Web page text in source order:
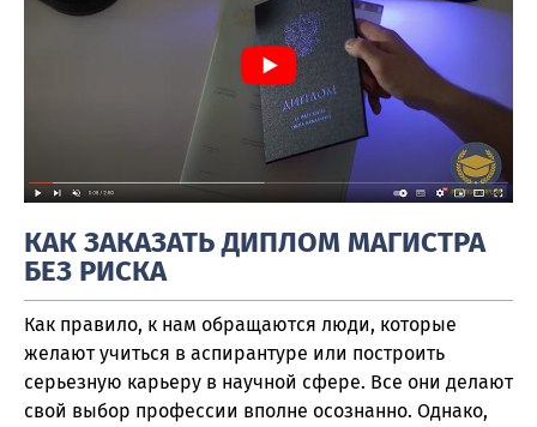
КАК ЗАКАЗАТЬ ДИПЛОМ МАГИСТРА
БЕЗ РИСКА
Как правило, к нам обращаются люди, которые
желают учиться в аспирантуре или построить
серьезную карьеру в научной сфере. Все они делают
свой выбор профессии вполне осознанно. Однако,